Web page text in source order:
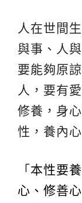
人在世間
與事、人
要能夠原
人，要有
修養，身
性，養內
「 本性要
心、修善心